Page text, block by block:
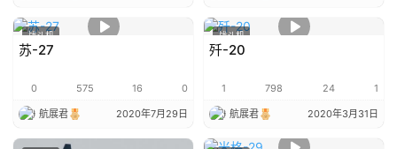
战斗机
苏-27
0 575 16 0
航展君 2020年7月29日
战斗机
歼-20
1 798 24 1
航展君 2020年3月31日